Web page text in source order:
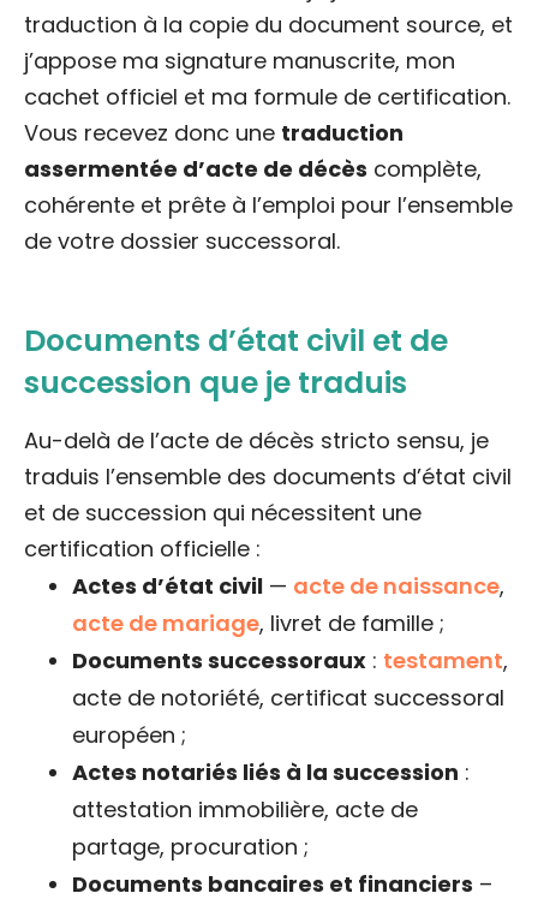
traduction à la copie du document source, et
j’appose ma signature manuscrite, mon
cachet officiel et ma formule de certification.
Vous recevez donc une traduction
assermentée d’acte de décès complète,
cohérente et prête à l’emploi pour l’ensemble
de votre dossier successoral.
Documents d’état civil et de
succession que je traduis
Au-delà de l’acte de décès stricto sensu, je
traduis l’ensemble des documents d’état civil
et de succession qui nécessitent une
certification officielle :
Actes d’état civil — acte de naissance,
acte de mariage, livret de famille ;
Documents successoraux : testament,
acte de notoriété, certificat successoral
européen ;
Actes notariés liés à la succession :
attestation immobilière, acte de
partage, procuration ;
Documents bancaires et financiers –